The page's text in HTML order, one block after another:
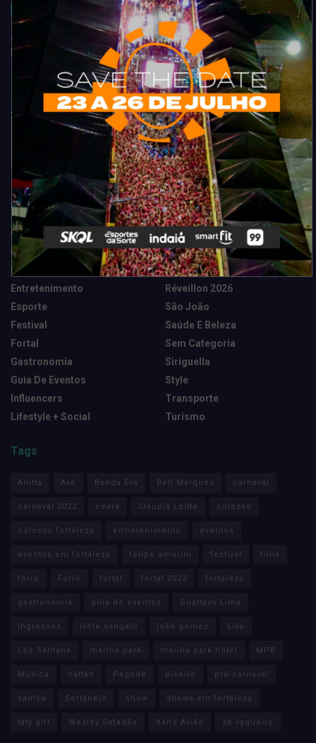
Acompanhe todas as novidades do entretenimento na região de
Fortaleza. Dicas, promoções, coberturas exclusivas e muito mais.
Categorias
Camarote Vip Junino
Cidade
Destaques
Entretenimento
Esporte
Festival
Fortal
Gastronomia
Guia De Eventos
Influencers
Lifestyle + Social
Marketing E Negócios
Música
News Tech
Réveillon 2026
São João
Saúde E Beleza
Sem Categoria
Siriguella
Style
Transporte
Turismo
Tags
Anitta Axé Banda Eva Bell Marques carnaval
carnaval 2022 ceará Claudia Leitte colosso
colosso fortaleza entretenimento eventos
eventos em fortaleza felipe amorim festival folia
forro Forró fortal fortal 2022 fortaleza
gastronomia guia de eventos Gusttavo Lima
ingressos ivete sangalo joão gomes Live
Léo Santana marina park marina park hotel MPB
Música nattan Pagode piseiro pré-carnaval
samba Sertanejo show shows em fortaleza
taty girl Wesley Safadão Xand Avião zé vaqueiro